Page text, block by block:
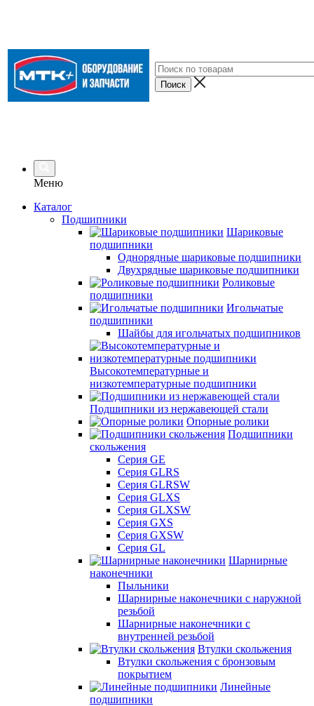
Меню
Каталог
Подшипники
Шариковые
подшипники
Однорядные шариковые подшипники
Двухрядные шариковые подшипники
Роликовые
подшипники
Игольчатые
подшипники
Шайбы для игольчатых подшипников
Высокотемпературные и
низкотемпературные подшипники
Подшипники из нержавеющей стали
Опорные ролики
Подшипники
скольжения
Серия GE
Серия GLRS
Серия GLRSW
Серия GLXS
Серия GLXSW
Серия GXS
Серия GXSW
Серия GL
Шарнирные
наконечники
Пыльники
Шарнирные наконечники с наружной
резьбой
Шарнирные наконечники с
внутренней резьбой
Втулки скольжения
Втулки скольжения с бронзовым
покрытием
Линейные
подшипники